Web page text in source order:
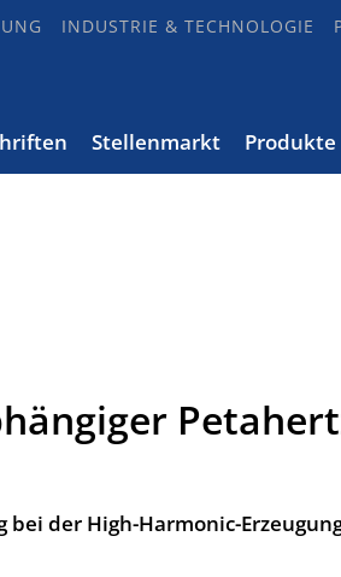
INDUSTRIE & TECHNOLOGIE
Stellenmarkt Produkte
der High-Harmonic-